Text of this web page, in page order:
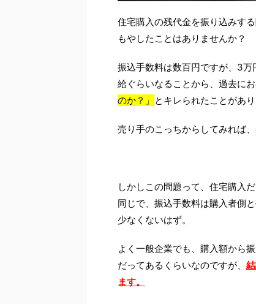
住宅購入の残代金を振り込みす
もやしたことはありませんか？
振込手数料は数百円ですが、3
給ぐらいなることから、過去に
のか？」 とキレられたことがあり
売り手のこっちからしてみれば
しかしこの問題って、住宅購入
同じで、振込手数料は購入者側
少なくないはず。
よく一般企業でも、購入額から
だってあるくらいなのですが、
ます。